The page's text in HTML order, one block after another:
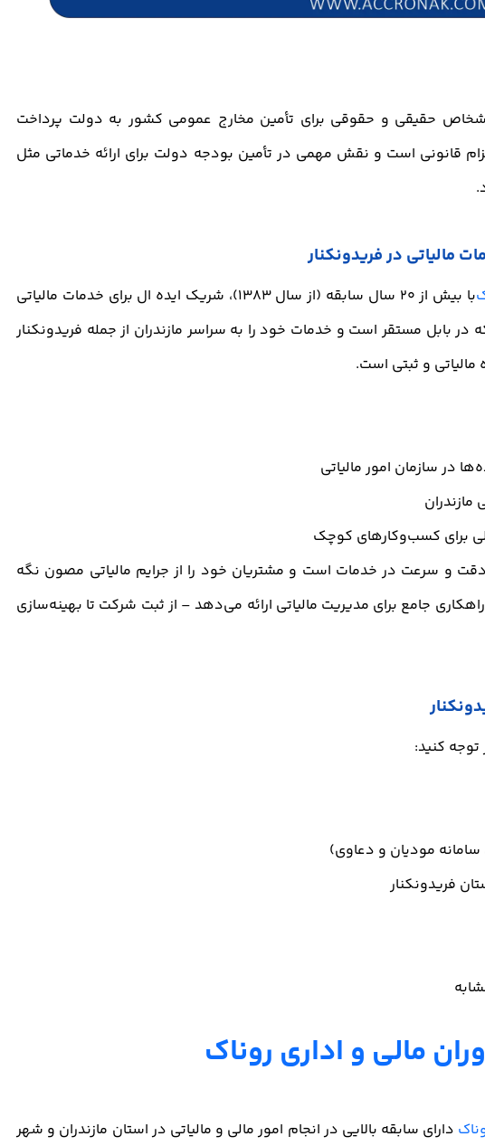
حقیقی و حقوقی برای تأمین مخارج عمومی کشور به دولت پرداخت
قانونی است و نقش مهمی در تأمین بودجه دولت برای ارائه خدماتی مثل
مالیاتی در فریدونکنار
با بیش از 20 سال سابقه (از سال 1383)، شریک ایده ال برای خدمات مالیاتی
در بابل مستقر است و خدمات خود را به سراسر مازندران از جمله فریدونکنار
و ثبتی است.
در سازمان امور مالیاتی
مازندران
برای کسب‌وکارهای کوچک
دقت و سرعت در خدمات است و مشتریان خود را از جرایم مالیاتی مصون نگه
جامع برای مدیریت مالیاتی ارائه می‌دهد – از ثبت شرکت تا بهینه‌سازی
توجه کنید:
مودیان و دعاوی)
فریدونکنار
مالی و اداری روناک
دارای سابقه بالایی در انجام امور مالی و مالیاتی در استان مازندران و شهر